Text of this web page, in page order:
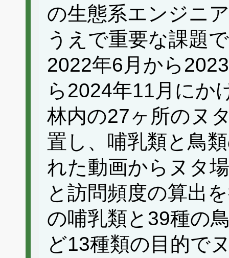
の生態系エンジニ
うえで重要な課題
2022年6月から
ら2024年11月にか
林内の27ヶ所のヌ
置し、哺乳類と鳥
れた動画からヌタ
と訪問頻度の算出
の哺乳類と39種の
ど13種類の目的で